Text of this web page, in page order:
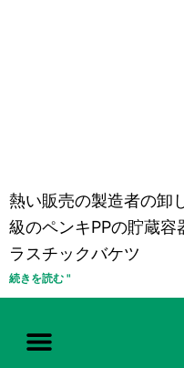
熱い販売の製造者の卸
級のペンキPPの貯蔵
ラスチックバケツ
続きを読む "